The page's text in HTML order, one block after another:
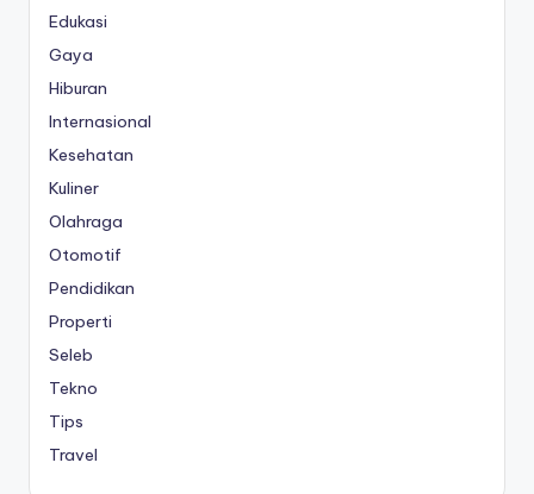
Edukasi
Gaya
Hiburan
Internasional
Kesehatan
Kuliner
Olahraga
Otomotif
Pendidikan
Properti
Seleb
Tekno
Tips
Travel